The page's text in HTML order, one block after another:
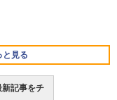
ホワイト) FM
と見る
記事をチ